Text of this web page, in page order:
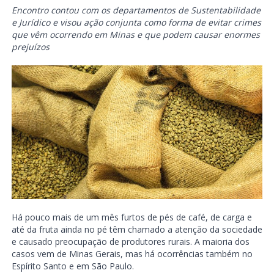
Encontro contou com os departamentos de Sustentabilidade
e Jurídico e visou ação conjunta como forma de evitar crimes
que vêm ocorrendo em Minas e que podem causar enormes
prejuízos
Há pouco mais de um mês furtos de pés de café, de carga e
até da fruta ainda no pé têm chamado a atenção da sociedade
e causado preocupação de produtores rurais. A maioria dos
casos vem de Minas Gerais, mas há ocorrências também no
Espírito Santo e em São Paulo.